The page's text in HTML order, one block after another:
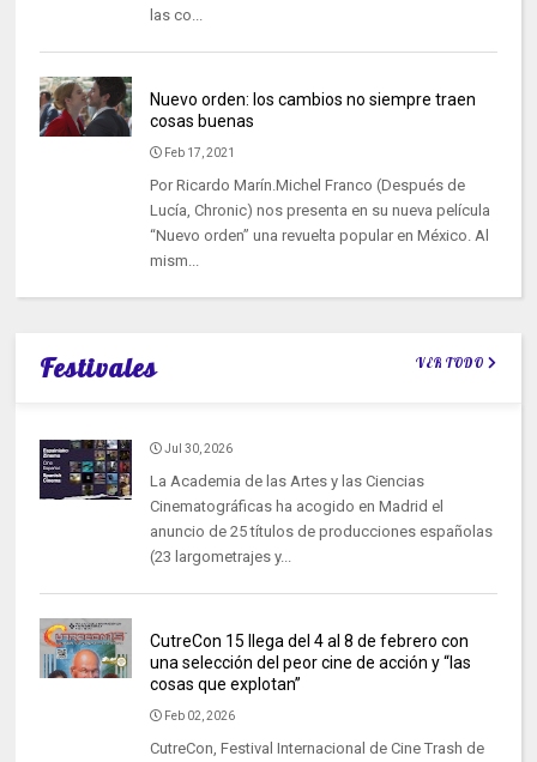
las co...
Nuevo orden: los cambios no siempre traen
cosas buenas
Feb 17, 2021
Por Ricardo Marín.Michel Franco (Después de
Lucía, Chronic) nos presenta en su nueva película
“Nuevo orden” una revuelta popular en México. Al
mism...
Festivales VER TODO
Jul 30, 2026
La Academia de las Artes y las Ciencias
Cinematográficas ha acogido en Madrid el
anuncio de 25 títulos de producciones españolas
(23 largometrajes y...
CutreCon 15 llega del 4 al 8 de febrero con
una selección del peor cine de acción y “las
cosas que explotan”
Feb 02, 2026
CutreCon, Festival Internacional de Cine Trash de